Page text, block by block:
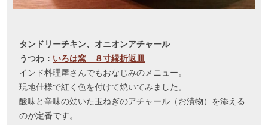
タンドリーチキン、オニオンアチャール
うつわ： いろは窯 ８寸縁折返皿
インド料理屋さんでもおなじみのメニュー。
現地仕様で紅く色を付けて焼いてみました。
酸味と辛味の効いた玉ねぎのアチャール（お漬物）を添える
のが定番です。